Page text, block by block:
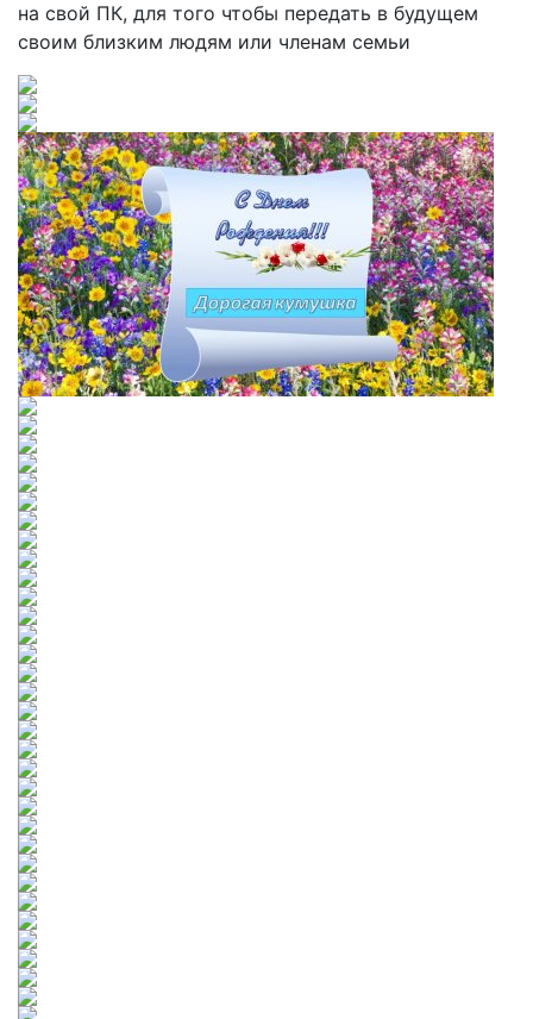
на свой ПК, для того чтобы передать в будущем
своим близким людям или членам семьи